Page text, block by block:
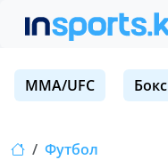
MMA/UFC Бокс
Футбол